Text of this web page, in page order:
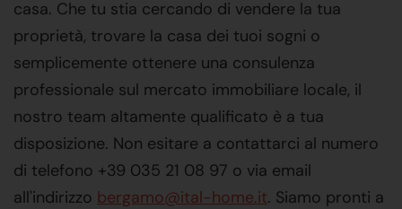
casa. Che tu stia cercando di vendere la tua
proprietà, trovare la casa dei tuoi sogni o
semplicemente ottenere una consulenza
professionale sul mercato immobiliare locale, il
nostro team altamente qualificato è a tua
disposizione. Non esitare a contattarci al numero
di telefono +39 035 21 08 97 o via email
all'indirizzo bergamo@ital-home.it. Siamo pronti a